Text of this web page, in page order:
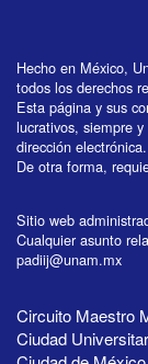
Hecho en México,
todos los derechos
Esta página y sus
lucrativos, siempre
dirección electrónica.
De otra forma,
Sitio web
Cualquier asunto
padiij@unam.mx
Circuito Maestro
Ciudad